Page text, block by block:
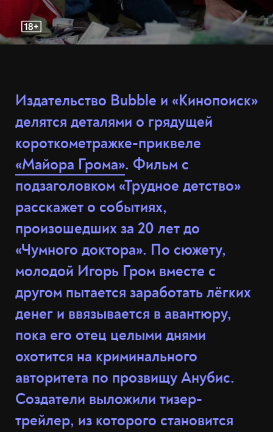
Издательство Bubble и «Кинопоиск»
делятся деталями о грядущей
короткометражке-приквеле
«Майора Грома». Фильм с
подзаголовком «Трудное детство»
расскажет о событиях,
произошедших за 20 лет до
«Чумного доктора». По сюжету,
молодой Игорь Гром вместе с
другом пытается заработать лёгких
денег и ввязывается в авантюру,
пока его отец целыми днями
охотится на криминального
авторитета по прозвищу Анубис.
Создатели выложили тизер-
трейлер, из которого становится